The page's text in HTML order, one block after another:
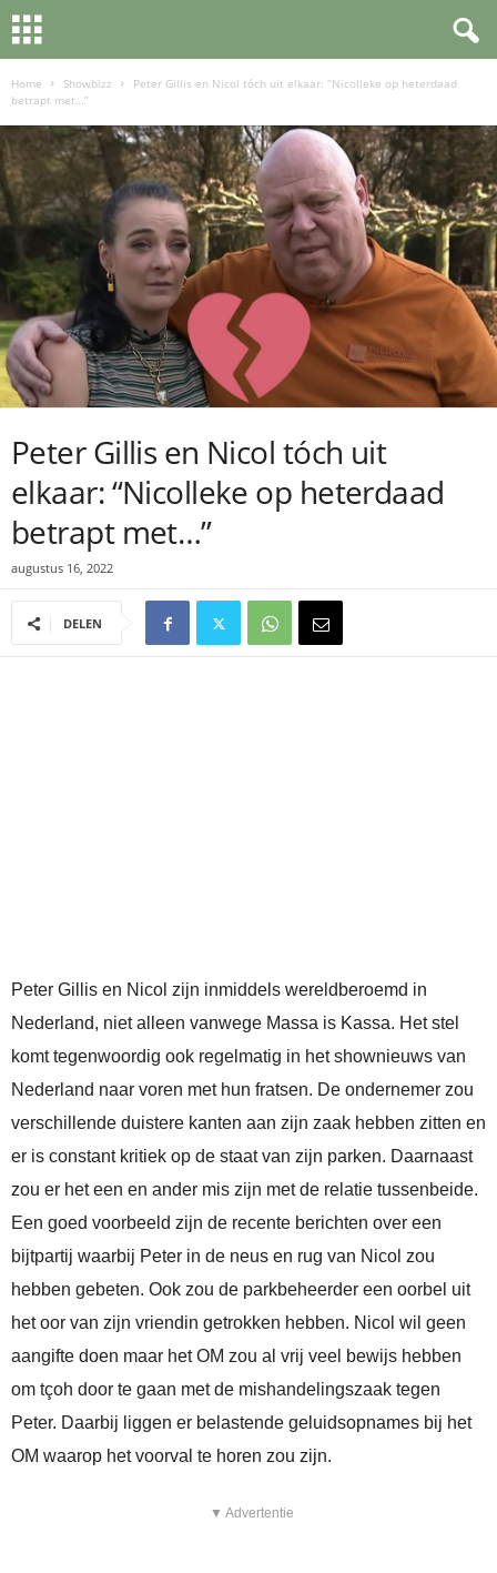
Home Showbizz
Peter Gillis en Nicol tóch uit elkaar: “Nicolleke op heterdaad
betrapt met…”
Peter Gillis en Nicol tóch uit
elkaar: “Nicolleke op heterdaad
betrapt met…”
augustus 16, 2022
DELEN
Peter Gillis en Nicol zijn inmiddels wereldberoemd in
Nederland, niet alleen vanwege Massa is Kassa. Het stel
komt tegenwoordig ook regelmatig in het shownieuws van
Nederland naar voren met hun fratsen. De ondernemer zou
verschillende duistere kanten aan zijn zaak hebben zitten en
er is constant kritiek op de staat van zijn parken. Daarnaast
zou er het een en ander mis zijn met de relatie tussenbeide.
Een goed voorbeeld zijn de recente berichten over een
bijtpartij waarbij Peter in de neus en rug van Nicol zou
hebben gebeten. Ook zou de parkbeheerder een oorbel uit
het oor van zijn vriendin getrokken hebben. Nicol wil geen
aangifte doen maar het OM zou al vrij veel bewijs hebben
om tçoh door te gaan met de mishandelingszaak tegen
Peter. Daarbij liggen er belastende geluidsopnames bij het
OM waarop het voorval te horen zou zijn.
▼ Advertentie